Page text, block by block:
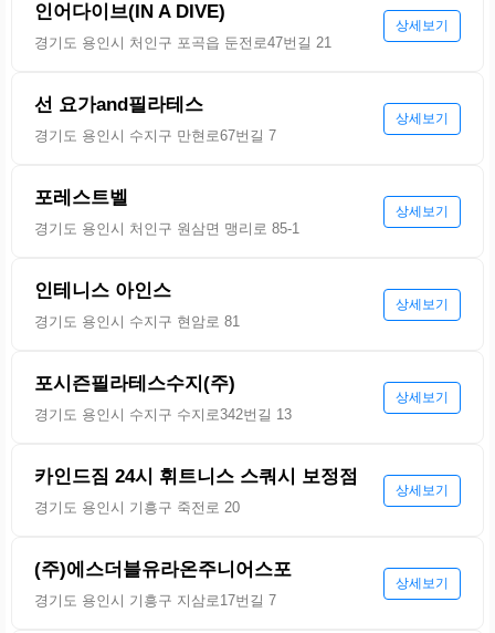
인어다이브(IN A DIVE)
경기도 용인시 처인구 포곡읍 둔전로47번길 21
상세보기
선 요가and필라테스
경기도 용인시 수지구 만현로67번길 7
상세보기
포레스트벨
경기도 용인시 처인구 원삼면 맹리로 85-1
상세보기
인테니스 아인스
경기도 용인시 수지구 현암로 81
상세보기
포시즌필라테스수지(주)
경기도 용인시 수지구 수지로342번길 13
상세보기
카인드짐 24시 휘트니스 스쿼시 보정점
경기도 용인시 기흥구 죽전로 20
상세보기
(주)에스더블유라온주니어스포
경기도 용인시 기흥구 지삼로17번길 7
상세보기